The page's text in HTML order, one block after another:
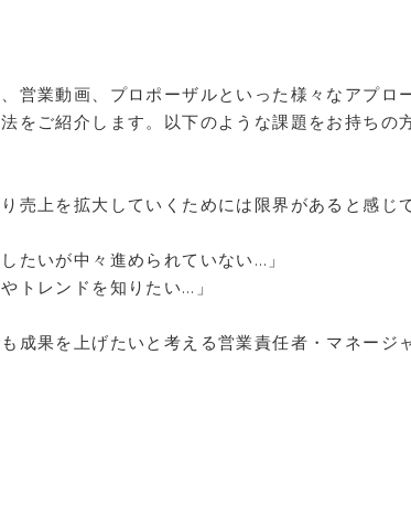
営業動画、プロポーザルといった様々なアプロ
をご紹介します。以下のような課題をお持ちの
売上を拡大していくためには限界があると感じ
たいが中々進められていない…」
トレンドを知りたい…」
成果を上げたいと考える営業責任者・マネージ